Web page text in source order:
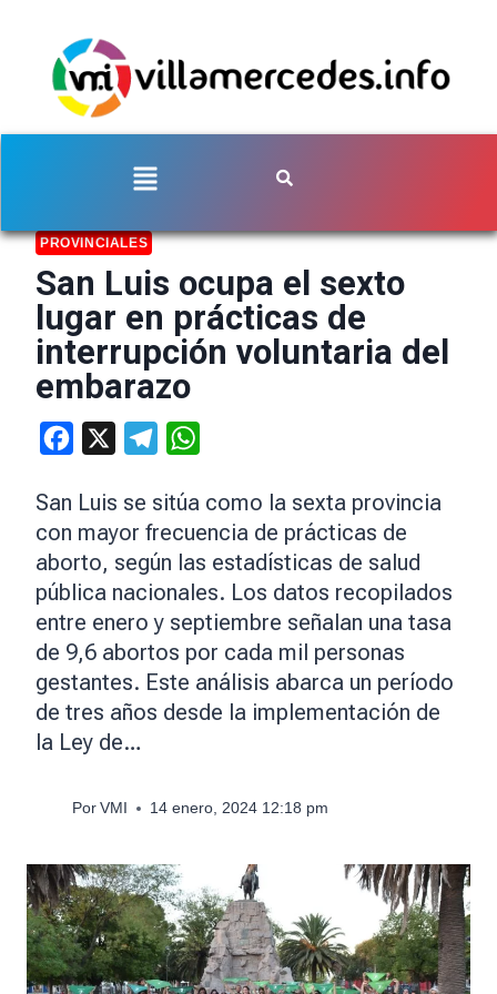
PROVINCIALES
San Luis ocupa el sexto
lugar en prácticas de
interrupción voluntaria del
embarazo
Facebook Telegram
San Luis se sitúa como la sexta provincia
con mayor frecuencia de prácticas de
aborto, según las estadísticas de salud
pública nacionales. Los datos recopilados
entre enero y septiembre señalan una tasa
de 9,6 abortos por cada mil personas
gestantes. Este análisis abarca un período
de tres años desde la implementación de
la Ley de…
Por VMI 14 enero, 2024 12:18 pm